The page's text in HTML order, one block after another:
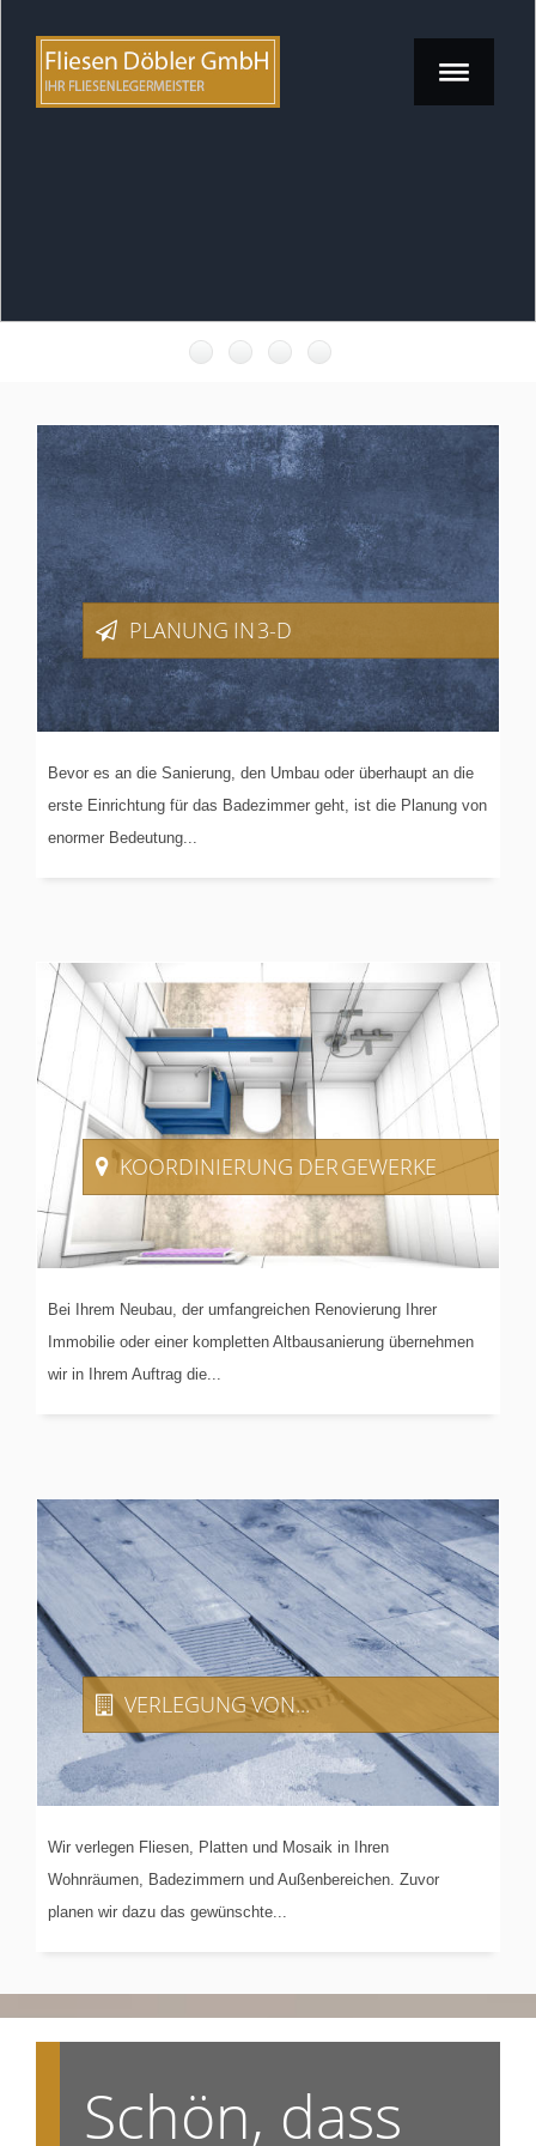
PLANUNG IN 3-D
Bevor es an die Sanierung, den Umbau oder überhaupt an die
erste Einrichtung für das Badezimmer geht, ist die Planung von
enormer Bedeutung...
KOORDINIERUNG DER GEWERKE
Bei Ihrem Neubau, der umfangreichen Renovierung Ihrer
Immobilie oder einer kompletten Altbausanierung übernehmen
wir in Ihrem Auftrag die...
VERLEGUNGVON...
Wir verlegen Fliesen, Platten und Mosaik in Ihren
Wohnräumen, Badezimmern und Außenbereichen. Zuvor
planen wir dazu das gewünschte...
Schön, dass